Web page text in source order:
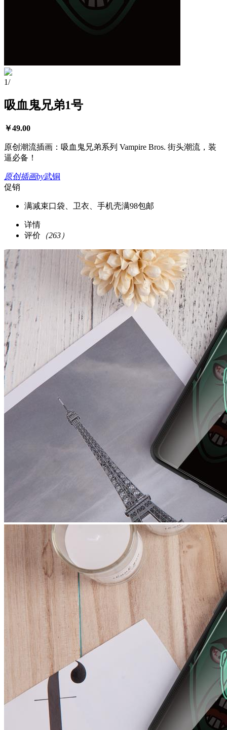
1/
吸血鬼兄弟1号
￥49.00
原创潮流插画：吸血鬼兄弟系列 Vampire Bros. 街头潮流，装
逼必备！
原创插画by武铜
促销
满减束口袋、卫衣、手机壳满98包邮
详情
评价 （263）